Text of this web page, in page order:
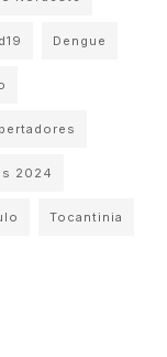
Dengue
2024
Tocantinia